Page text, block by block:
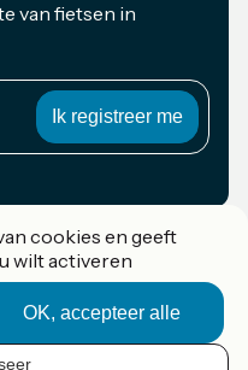
van fietsen in
cookies en geeft
wilt activeren
OK, accepteer alle